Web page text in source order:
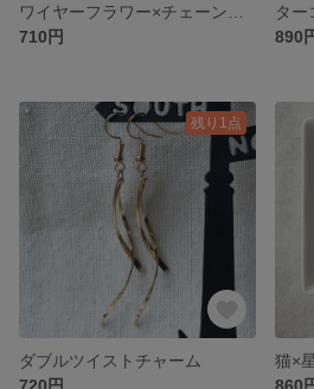
710円
ター
890
残り1点
ダブルツイストチャーム
720円
猫×
860